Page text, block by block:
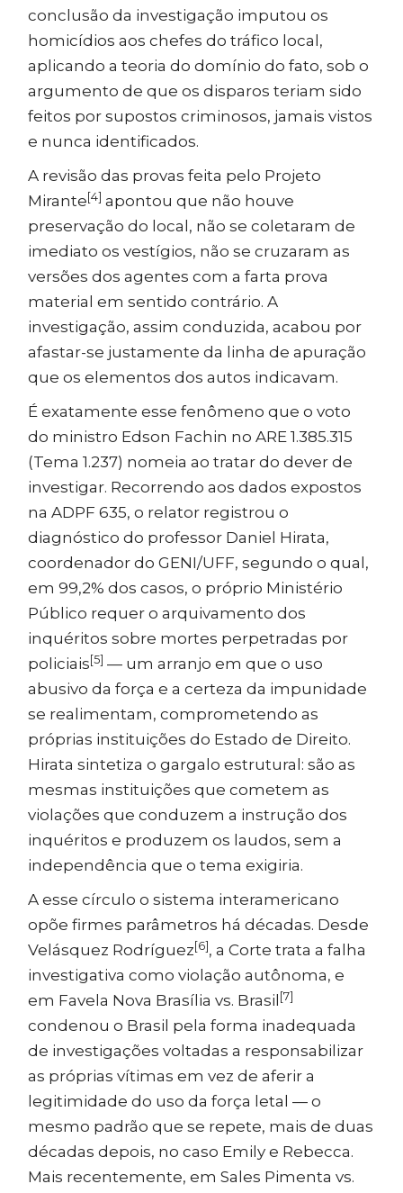
conclusão da investigação imputou os
homicídios aos chefes do tráfico local,
aplicando a teoria do domínio do fato, sob o
argumento de que os disparos teriam sido
feitos por supostos criminosos, jamais vistos
e nunca identificados.
A revisão das provas feita pelo Projeto
Mirante[4] apontou que não houve
preservação do local, não se coletaram de
imediato os vestígios, não se cruzaram as
versões dos agentes com a farta prova
material em sentido contrário. A
investigação, assim conduzida, acabou por
afastar-se justamente da linha de apuração
que os elementos dos autos indicavam.
É exatamente esse fenômeno que o voto
do ministro Edson Fachin noARE 1.385.315
(Tema 1.237) nomeia ao tratar do dever de
investigar. Recorrendo aos dados expostos
na ADPF 635, o relator registrou o
diagnóstico do professor Daniel Hirata,
coordenador do GENI/UFF, segundo o qual,
em 99,2% dos casos, o próprio Ministério
Público requer o arquivamento dos
inquéritos sobre mortes perpetradas por
policiais[5] — um arranjo em que o uso
abusivo da força e a certeza da impunidade
se realimentam, comprometendo as
próprias instituições do Estado de Direito.
Hirata sintetiza o gargalo estrutural: são as
mesmas instituições que cometem as
violações que conduzem a instrução dos
inquéritos e produzem os laudos, sem a
independência que o tema exigiria.
A esse círculo o sistema interamericano
opõe firmes parâmetros há décadas. Desde
Velásquez Rodríguez[6], a Corte trata a falha
investigativa como violação autônoma, e
em Favela Nova Brasília vs. Brasil [7]
condenou o Brasil pela forma inadequada
de investigações voltadas a responsabilizar
as próprias vítimas em vez de aferir a
legitimidade do uso da força letal — o
mesmo padrão que se repete, mais de duas
décadas depois, no caso Emily e Rebecca.
Mais recentemente, em Sales Pimenta vs.